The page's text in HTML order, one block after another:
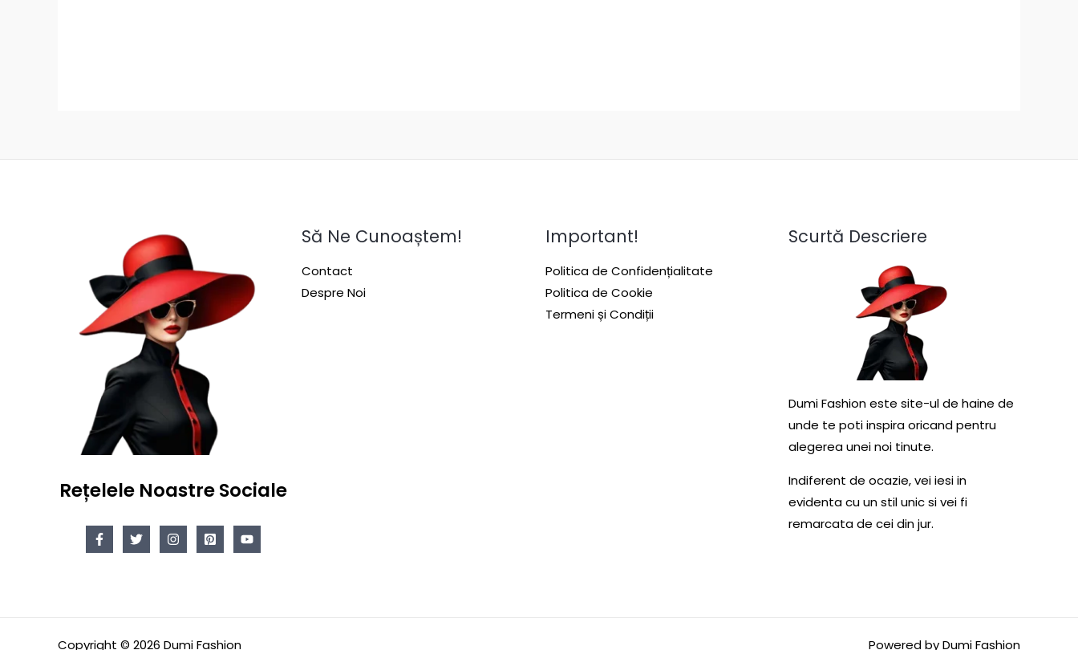
Rețelele Noastre Sociale
Să Ne Cunoaștem!
Contact
Despre Noi
Important!
Politica de Confidențialitate
Politica de Cookie
Termeni și Condiții
Scurtă Descriere
Dumi Fashion este site-ul de haine de
unde te poti inspira oricand pentru
alegerea unei noi tinute.
Indiferent de ocazie, vei iesi in
evidenta cu un stil unic si vei fi
remarcata de cei din jur.
Copyright © 2026 Dumi Fashion Powered by Dumi Fashion